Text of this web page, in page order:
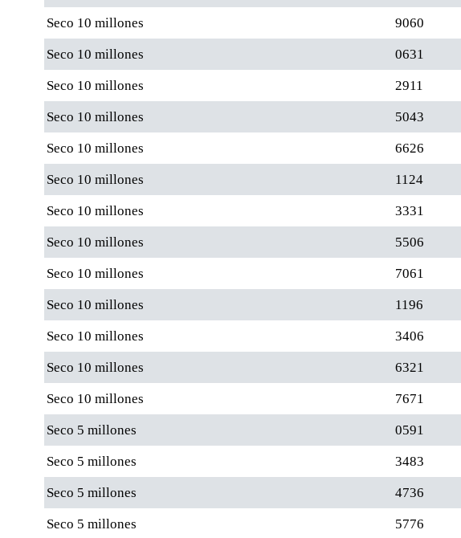
Seco 10 millones 9060
Seco 10 millones 0631
Seco 10 millones 2911
Seco 10 millones 5043
Seco 10 millones 6626
Seco 10 millones 1124
Seco 10 millones 3331
Seco 10 millones 5506
Seco 10 millones 7061
Seco 10 millones 1196
Seco 10 millones 3406
Seco 10 millones 6321
Seco 10 millones 7671
Seco 5 millones 0591
Seco 5 millones 3483
Seco 5 millones 4736
Seco 5 millones 5776